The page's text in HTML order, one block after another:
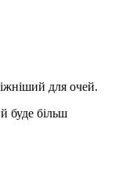
для очей.
буде більш